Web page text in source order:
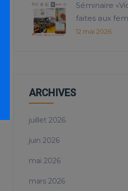
Séminaire
faites aux
12 mai 2026
ARCHIVES
juillet 2026
juin 2026
mai 2026
mars 2026